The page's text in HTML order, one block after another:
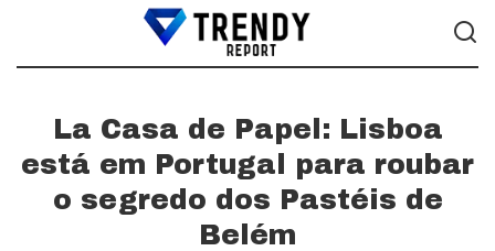
La Casa de Papel: Lisboa
está em Portugal para roubar
o segredo dos Pastéis de
Belém